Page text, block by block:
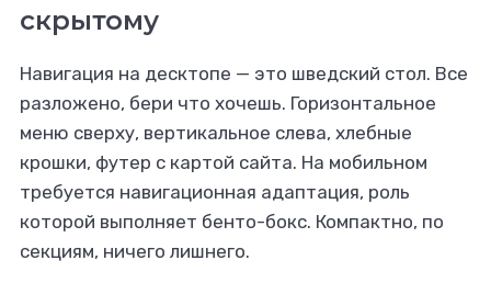
скрытому
Навигация на десктопе — это шведский стол. Все
разложено, бери что хочешь. Горизонтальное
меню сверху, вертикальное слева, хлебные
крошки, футер с картой сайта. На мобильном
требуется навигационная адаптация, роль
которой выполняет бенто-бокс. Компактно, по
секциям, ничего лишнего.